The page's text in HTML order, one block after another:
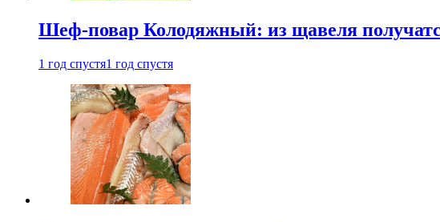
Шеф-повар Колодяжный: из щавеля
1 год спустя1 год спустя